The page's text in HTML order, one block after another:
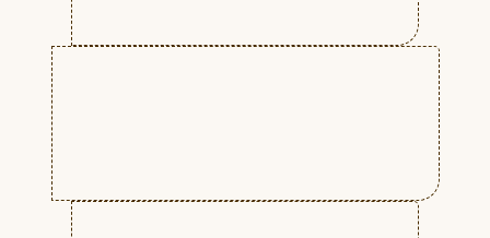
Съёмке (созданию) видео (кино).
Научитесь задействовать
различных специалистов и
многое другое.
Обработке отснятого материала.
Монтажу и прочему.